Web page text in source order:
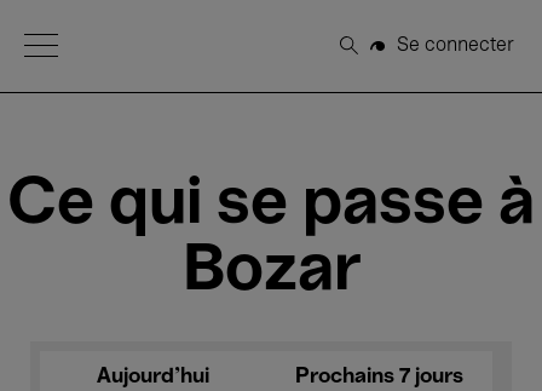
Open Menu
Rechercher
Se connecter
Ce qui se passe à
Bozar
Aujourd'hui Prochains 7 jours